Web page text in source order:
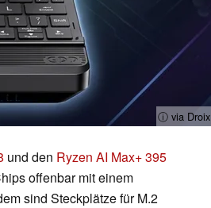
ⓘ via Droix
und den Ryzen AI Max+ 395
offenbar mit einem
sind Steckplätze für M.2